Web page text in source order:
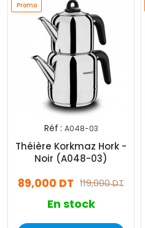
Promo
Réf : A048-03
Théière Korkmaz Hork -
Noir (A048-03)
119,000 DT
89,000 DT
En stock